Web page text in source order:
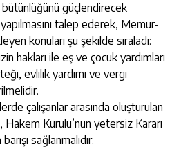
güçlendirecek
talep ederek, Memur-
konuları şu şekilde sıraladı:
hakları ile eş ve çocuk yardımları
evlilik yardımı ve vergi
çalışanlar arasında oluşturulan
Kurulu’nun yetersiz Kararı
sağlanmalıdır.